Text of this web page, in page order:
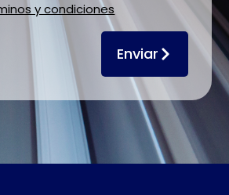
y condiciones
Enviar